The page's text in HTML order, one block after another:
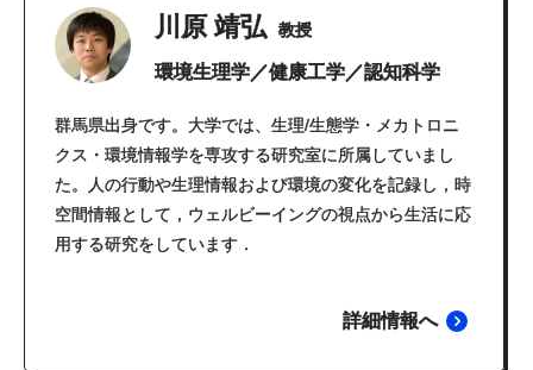
川原 靖弘 教授
環境生理学／健康工学／認知科学
群馬県出身です。大学では、生理/生態学・メカトロニ
クス・環境情報学を専攻する研究室に所属していまし
た。人の行動や生理情報および環境の変化を記録し，時
空間情報として，ウェルビーイングの視点から生活に応
用する研究をしています．
詳細情報へ